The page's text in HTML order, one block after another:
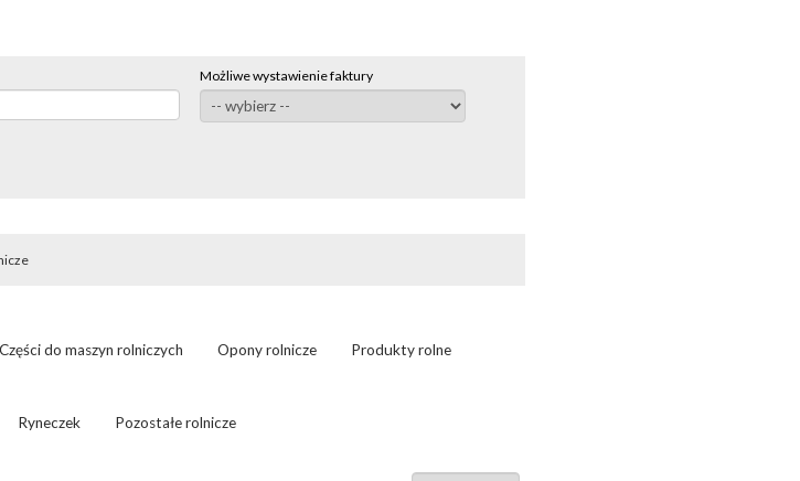
Możliwe wystawienie faktury
Części do maszyn rolniczych Opony rolnicze Produkty rolne
Ryneczek Pozostałe rolnicze